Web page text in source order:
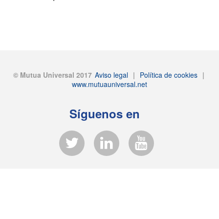
© Mutua Universal 2017 Aviso legal | Política de cookies |
www.mutuauniversal.net
Síguenos en